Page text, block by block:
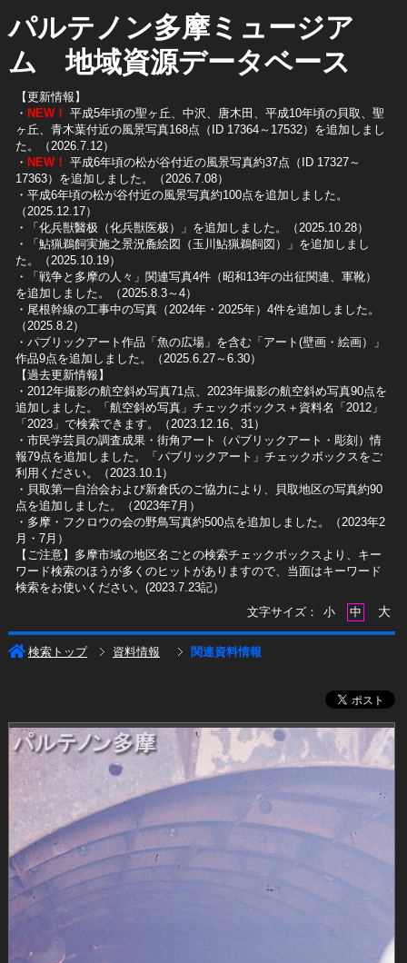
パルテノン多摩ミュージア
ム 地域資源データベース
【更新情報】
・ NEW！ 平成5年頃の聖ヶ丘、中沢、唐木田、平成10年頃の貝取、聖
ヶ丘、青木葉付近の風景写真168点（ID 17364～17532）を追加しまし
た。（2026.7.12）
・ NEW！ 平成6年頃の松が谷付近の風景写真約37点（ID 17327～
17363）を追加しました。（2026.7.08）
・平成6年頃の松が谷付近の風景写真約100点を追加しました。
（2025.12.17）
・「化兵獣醫极（化兵獣医极）」を追加しました。（2025.10.28）
・「鮎猟鵜飼実施之景況麁絵図（玉川鮎猟鵜飼図）」を追加しまし
た。（2025.10.19）
​・「戦争と多摩の人々」関連写真4件（昭和13年の出征関連、軍靴）
を追加しました。（2025.8.3～4）
​・尾根幹線の工事中の写真（2024年・2025年）4件を追加しました。
（2025.8.2）
​・パブリックアート作品「魚の広場」を含む「アート(壁画・絵画）」
作品9点を追加しました。（2025.6.27～6.30）
【過去更新情報】
・2012年撮影の航空斜め写真71点、2023年撮影の航空斜め写真90点を
追加しました。「航空斜め写真」チェックボックス＋資料名「2012」
「2023」で検索できます。（2023.12.16、31）
​・市民学芸員の調査成果・街角アート（パブリックアート・彫刻）情
報79点を追加しました。「パブリックアート」チェックボックスをご
利用ください。（2023.10.1）
・貝取第一自治会および新倉氏のご協力により、貝取地区の写真約90
点を追加しました。（2023年7月）
・多摩・フクロウの会の野鳥写真約500点を追加しました。（2023年2
月・7月）
【ご注意】多摩市域の地区名ごとの検索チェックボックスより、キー
ワード検索のほうが多くのヒットがありますので、当面はキーワード
検索をお使いください。(2023.7.23記）
文字サイズ：
小 中 大
検索トップ 資料情報 関連資料情報